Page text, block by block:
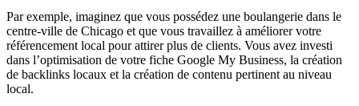
Par exemple, imaginez que vous possédez une boulangerie dans le
centre-ville de Chicago et que vous travaillez à améliorer votre
référencement local pour attirer plus de clients. Vous avez investi
dans l’optimisation de votre fiche Google My Business, la création
de backlinks locaux et la création de contenu pertinent au niveau
local.